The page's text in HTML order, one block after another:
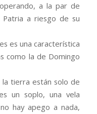
a la par de
Patria a riesgo de su
es una característica
como la de Domingo
la tierra están solo de
un soplo, una vela
hay apego a nada,